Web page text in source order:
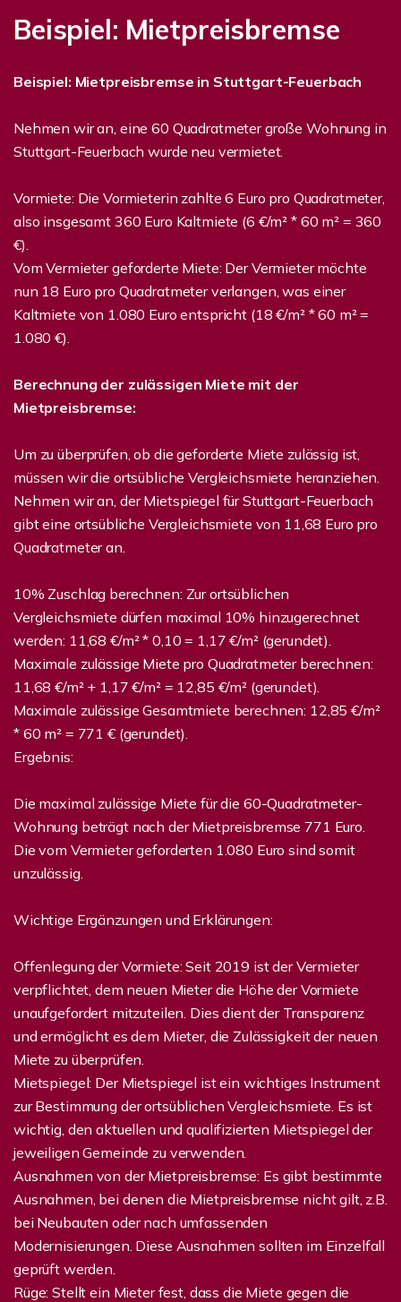
Beispiel: Mietpreisbremse
Beispiel: Mietpreisbremse in Stuttgart-Feuerbach
Nehmen wir an, eine 60 Quadratmeter große Wohnung in
Stuttgart-Feuerbach wurde neu vermietet.
Vormiete: Die Vormieterin zahlte 6 Euro pro Quadratmeter,
also insgesamt 360 Euro Kaltmiete (6 €/m² * 60 m² = 360
€).
Vom Vermieter geforderte Miete: Der Vermieter möchte
nun 18 Euro pro Quadratmeter verlangen, was einer
Kaltmiete von 1.080 Euro entspricht (18 €/m² * 60 m² =
1.080 €).
Berechnung der zulässigen Miete mit der
Mietpreisbremse:
Um zu überprüfen, ob die geforderte Miete zulässig ist,
müssen wir die ortsübliche Vergleichsmiete heranziehen.
Nehmen wir an, der Mietspiegel für Stuttgart-Feuerbach
gibt eine ortsübliche Vergleichsmiete von 11,68 Euro pro
Quadratmeter an.
10% Zuschlag berechnen: Zur ortsüblichen
Vergleichsmiete dürfen maximal 10% hinzugerechnet
werden: 11,68 €/m² * 0,10 = 1,17 €/m² (gerundet).
Maximale zulässige Miete pro Quadratmeter berechnen:
11,68 €/m² + 1,17 €/m² = 12,85 €/m² (gerundet).
Maximale zulässige Gesamtmiete berechnen: 12,85 €/m²
* 60 m² = 771 € (gerundet).
Ergebnis:
Die maximal zulässige Miete für die 60-Quadratmeter-
Wohnung beträgt nach der Mietpreisbremse 771 Euro.
Die vom Vermieter geforderten 1.080 Euro sind somit
unzulässig.
Wichtige Ergänzungen und Erklärungen:
Offenlegung der Vormiete: Seit 2019 ist der Vermieter
verpflichtet, dem neuen Mieter die Höhe der Vormiete
unaufgefordert mitzuteilen. Dies dient der Transparenz
und ermöglicht es dem Mieter, die Zulässigkeit der neuen
Miete zu überprüfen.
Mietspiegel: Der Mietspiegel ist ein wichtiges Instrument
zur Bestimmung der ortsüblichen Vergleichsmiete. Es ist
wichtig, den aktuellen und qualifizierten Mietspiegel der
jeweiligen Gemeinde zu verwenden.
Ausnahmen von der Mietpreisbremse: Es gibt bestimmte
Ausnahmen, bei denen die Mietpreisbremse nicht gilt, z.B.
bei Neubauten oder nach umfassenden
Modernisierungen. Diese Ausnahmen sollten im Einzelfall
geprüft werden.
Rüge: Stellt ein Mieter fest, dass die Miete gegen die